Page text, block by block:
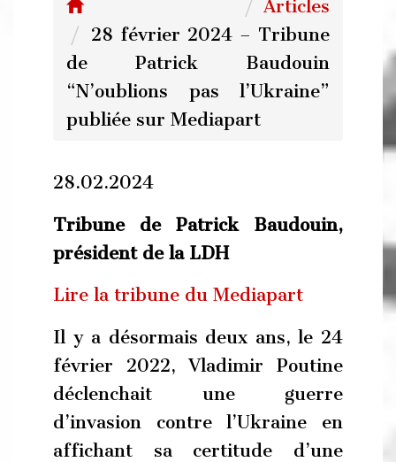
Articles
28 février 2024 – Tribune
de Patrick Baudouin
“N’oublions pas l’Ukraine”
publiée sur Mediapart
28.02.2024
Tribune de Patrick Baudouin,
président de la LDH
Lire la tribune du Mediapart
Il y a désormais deux ans, le 24
février 2022, Vladimir Poutine
déclenchait une guerre
d’invasion contre l’Ukraine en
affichant sa certitude d’une